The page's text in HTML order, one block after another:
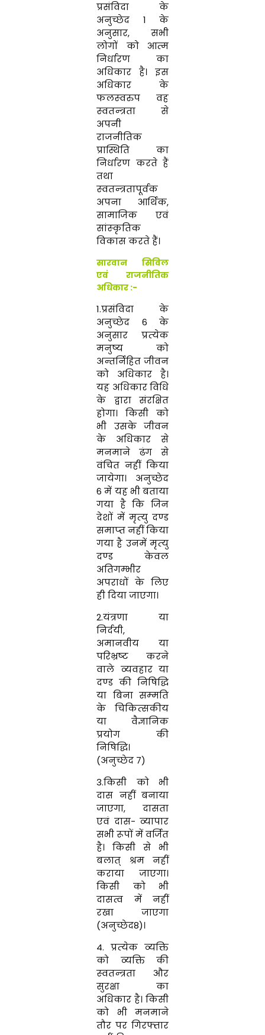
प्रसंविदा के
अनुच्छेद 1के
अनुसार,सभी
लोगों को आत्‍म
निर्धारण का
अधिकार है। इस
अधिकार के
फलस्‍वरुप वह
स्‍वतन्‍त्रता से
अपनी
राजनीतिक
प्रास्थिति का
निर्धारण करते हैं
तथा
स्‍वतन्‍त्रतापूर्वक
अपना आर्थिक,
सामाजिक एवं
सांस्‍कृतिक
विकास करते हैं।
सारवान सिविल
एवं राजनीतिक
अधिकार :-
1.प्रसंविदा के
अनुच्छेद 6के
अनुसार प्रत्‍येक
मनुष्‍य को
अन्‍तर्निहित जीवन
को अधिकार है।
यह अधिकार विधि
के द्वारा संरक्षित
होगा। किसी को
भी उसके जीवन
के अधिकार से
मनमाने ढंग से
वंचित नहीं किया
जायेगा। अनुच्छेद
6 में यह भी बताया
गया है कि जिन
देशों में मृत्‍यु दण्‍ड
समाप्‍त नहीं किया
गया है उनमें मृत्‍यु
दण्‍ड केवल
अतिगम्‍भीर
अपराधों के लिए
ही दिया जाएगा।
2.यंत्रणा या
निर्दयी,
अमानवीय या
परिभ्रष्‍ट करने
वाले व्‍यवहार या
दण्‍ड की निषिद्धि
या बिना सम्‍मति
के चिकित्‍सकीय
या वैज्ञानिक
प्रयोग की
निषिद्धि।
(अनुच्छेद 7)
3.किसी को भी
दास नहीं बनाया
जाएगा,दासता
एवं दास- व्‍यापार
सभी रूपों में वर्जित
है। किसी से भी
बलात् श्रम नहीं
कराया जाएगा।
किसी को भी
दासत्व में नहीं
रखा जाएगा
(अनुच्छेद8)।
4. प्रत्‍येक व्‍यक्ति
को व्‍यक्ति की
स्‍वतन्‍त्रता और
सुरक्षा का
अधिकार है। किसी
को भी मनमाने
तौर पर गिरफ्तार